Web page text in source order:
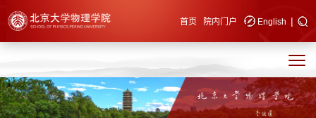
快速导航 首页 院内门户 English |